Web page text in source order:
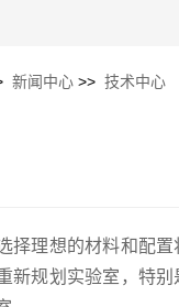
新闻中心 >> 技术中心
择理想的材料和配
新规划实验室，特